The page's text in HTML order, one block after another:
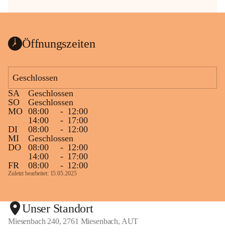
Öffnungszeiten
Geschlossen
SA
Geschlossen
SO
Geschlossen
MO 08:00 - 12:00
14:00
- 17:00
DI
08:00 - 12:00
MI
Geschlossen
DO
08:00 - 12:00
14:00
- 17:00
FR
08:00 - 12:00
Zuletzt bearbeitet: 15.05.2025
Unser Standort
Miesenbach 240, 2761 Miesenbach, AUT